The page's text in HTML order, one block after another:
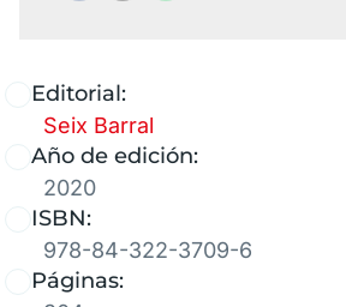
Editorial:
Seix Barral
Año de edición:
2020
ISBN:
978-84-322-3709-6
Páginas: